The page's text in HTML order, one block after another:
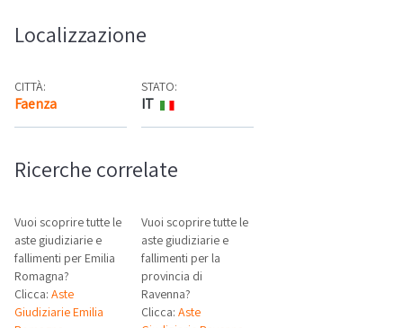
Localizzazione
CITTÀ:
Faenza Mappa
STATO:
IT
Ricerche correlate
Vuoi scoprire tutte le
aste giudiziarie e
fallimenti per Emilia
Romagna?
Clicca: Aste
Giudiziarie Emilia
Vuoi scoprire tutte le
aste giudiziarie e
fallimenti per la
provincia di
Ravenna?
Clicca:Aste